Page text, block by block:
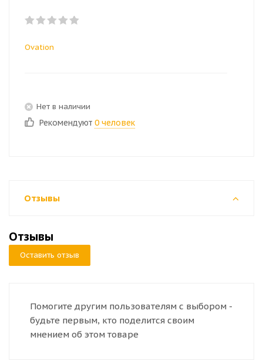
Ovation
Нет в наличии
Рекомендуют 0 человек
Отзывы
Отзывы
Оставить отзыв
Помогите другим пользователям с выбором -
будьте первым, кто поделится своим
мнением об этом товаре